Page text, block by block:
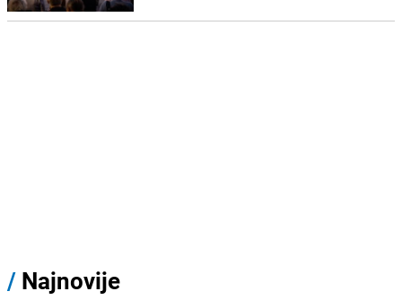
/ Najnovije